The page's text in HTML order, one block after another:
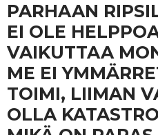
PARHAAN
EI OLE
VAIKUTTAA
ME EI
TOIMI, LIIMAN
OLLA